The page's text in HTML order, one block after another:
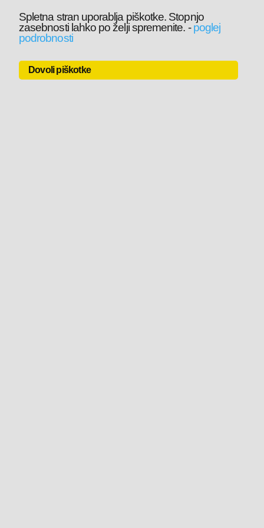
Spletna stran uporablja piškotke. Stopnjo
zasebnosti lahko po želji spremenite. -poglej
podrobnosti
Dovoli piškotke